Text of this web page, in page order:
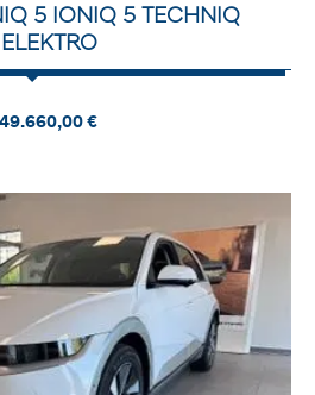
5 IONIQ 5 TECHNIQ
ELEKTRO
49.660,00 €